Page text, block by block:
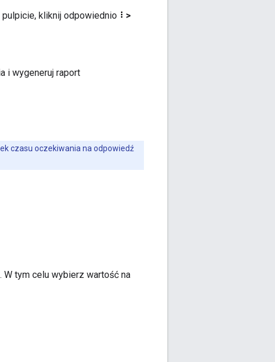
pulpicie, kliknij odpowiednio
>
i wygeneruj raport
czasu oczekiwania na odpowiedź
W tym celu wybierz wartość na